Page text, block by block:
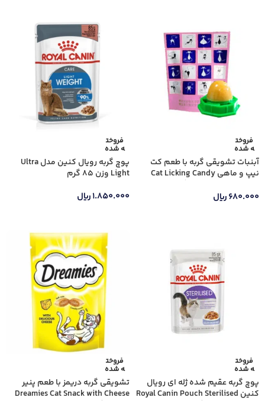
فروخت
ه شده
آبنبات تشویقی گربه با طعم کت
نیپ و ماهی Cat Licking Candy
۶۸۰.۰۰۰ریال
فروخت
ه شده
پوچ گربه رویال کنین مدل Ultra
Light وزن 85 گرم
۱.۸۵۰.۰۰۰ریال
فروخت
ه شده
پوچ گربه عقیم شده ژله ای رویال
کنین Royal Canin Pouch Sterilised
فروخت
ه شده
تشویقی گربه دریمز با طعم پنیر
Dreamies Cat Snack with Cheese